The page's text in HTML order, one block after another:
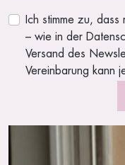
Ich stimme zu,
– wie in der
Versand des
Vereinbarung kann